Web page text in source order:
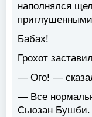
наполнялся
Бабах!
Грохот
— Ого! —
— Все
Сьюзан Бушби.